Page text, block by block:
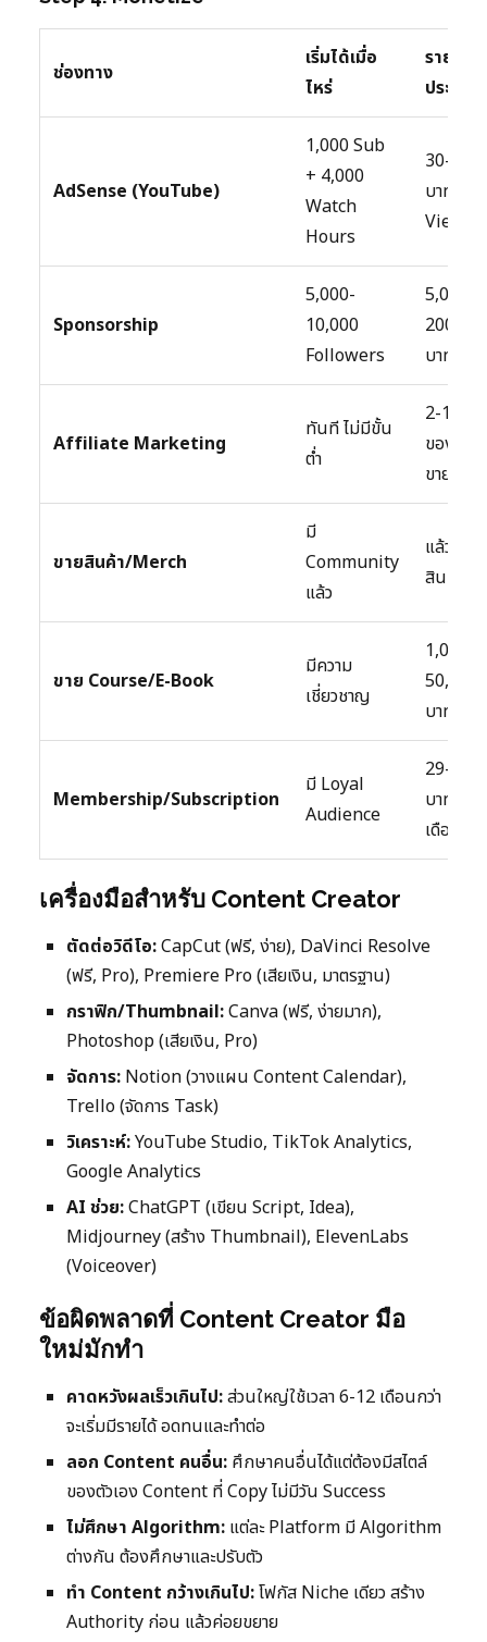
ช่องทาง
เริ่มได้เมื่อ
ไหร่
รายได้
ประมาณ
AdSense (YouTube)
1,000 Sub
+ 4,000
Watch
Hours
30-150
บาท/
Views
Sponsorship
5,000-
10,000
Followers
5,000-
200,000
บาท/
Affiliate Marketing
ทันที ไม่มีขั้น
ต่ำ
2-15%
ของยอด
ขาย
ขายสินค้า/Merch
มี
Community
แล้ว
แล้วแต่
สินค้า
ขาย Course/E-Book
มีความ
เชี่ยวชาญ
1,000-
50,000
บาท/ชิ้น
Membership/Subscription
มี Loyal
Audience
29-499
บาท/ค
เดือน
เครื่องมือสำหรับ Content Creator
ตัดต่อวิดีโอ:CapCut (ฟรี, ง่าย), DaVinci Resolve
(ฟรี, Pro), Premiere Pro (เสียเงิน, มาตรฐาน)
กราฟิก/Thumbnail:Canva (ฟรี, ง่ายมาก),
Photoshop (เสียเงิน, Pro)
จัดการ: Notion (วางแผน Content Calendar),
Trello (จัดการ Task)
วิเคราะห์:YouTube Studio, TikTok Analytics,
Google Analytics
AI ช่วย:ChatGPT (เขียน Script, Idea),
Midjourney (สร้าง Thumbnail), ElevenLabs
(Voiceover)
ข้อผิดพลาดที่ Content Creator มือ
ใหม่มักทำ
คาดหวังผลเร็วเกินไป:ส่วนใหญ่ใช้เวลา 6-12 เดือนกว่า
จะเริ่มมีรายได้ อดทนและทำต่อ
ลอก Content คนอื่น: ศึกษาคนอื่นได้แต่ต้องมีสไตล์
ของตัวเอง Content ที่ Copy ไม่มีวัน Success
ไม่ศึกษา Algorithm: แต่ละ Platform มี Algorithm
ต่างกัน ต้องศึกษาและปรับตัว
ทำ Content กว้างเกินไป:โฟกัส Niche เดียว สร้าง
Authority ก่อน แล้วค่อยขยาย